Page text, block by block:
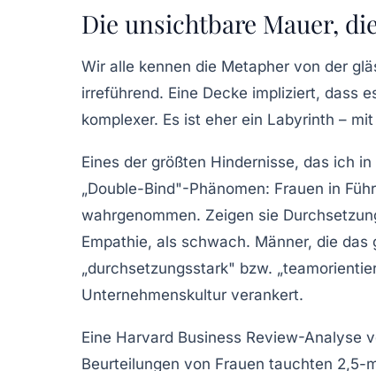
Die unsichtbare Mauer,
Wir alle kennen die Metapher von der
irreführend. Eine Decke impliziert, dass
komplexer. Es ist eher ein Labyrinth –
Eines der größten Hindernisse, das ich
„Double-Bind"-Phänomen: Frauen in
wahrgenommen. Zeigen sie
Empathie, als schwach. Männer, die
„durchsetzungsstark" bzw.
Unternehmenskultur verankert.
Eine Harvard Business Review-Analyse
Beurteilungen von Frauen tauchten